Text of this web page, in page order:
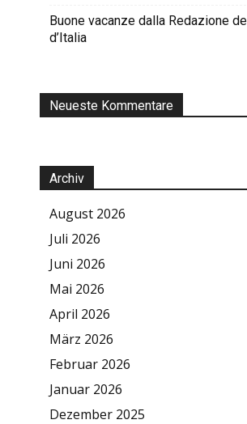
Buone vacanze dalla Redazione
d’Italia
Neueste Kommentare
Archiv
August 2026
Juli 2026
Juni 2026
Mai 2026
April 2026
März 2026
Februar 2026
Januar 2026
Dezember 2025